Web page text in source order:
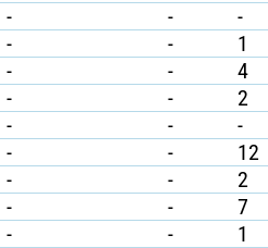
-
- -
-
- 1
-
- 4
-
- 2
-
- -
-
- 12
-
- 2
-
- 7
-
- 1